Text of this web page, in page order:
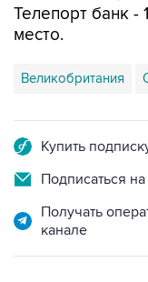
Телепорт банк -
место.
Великобритания
Купить
Подписаться
Получать
канале